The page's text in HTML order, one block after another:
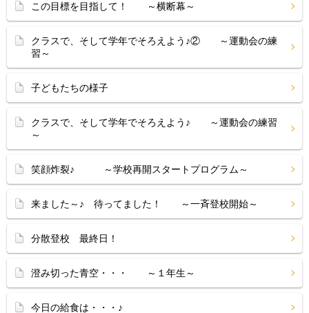
この目標を目指して！ ～横断幕～
クラスで、そして学年でそろえよう♪② ～運動会の練
習～
子どもたちの様子
クラスで、そして学年でそろえよう♪ ～運動会の練習
～
笑顔炸裂♪ ～学校再開スタートプログラム～
来ました～♪ 待ってました！ ～一斉登校開始～
分散登校 最終日！
澄み切った青空・・・ ～１年生～
今日の給食は・・・♪